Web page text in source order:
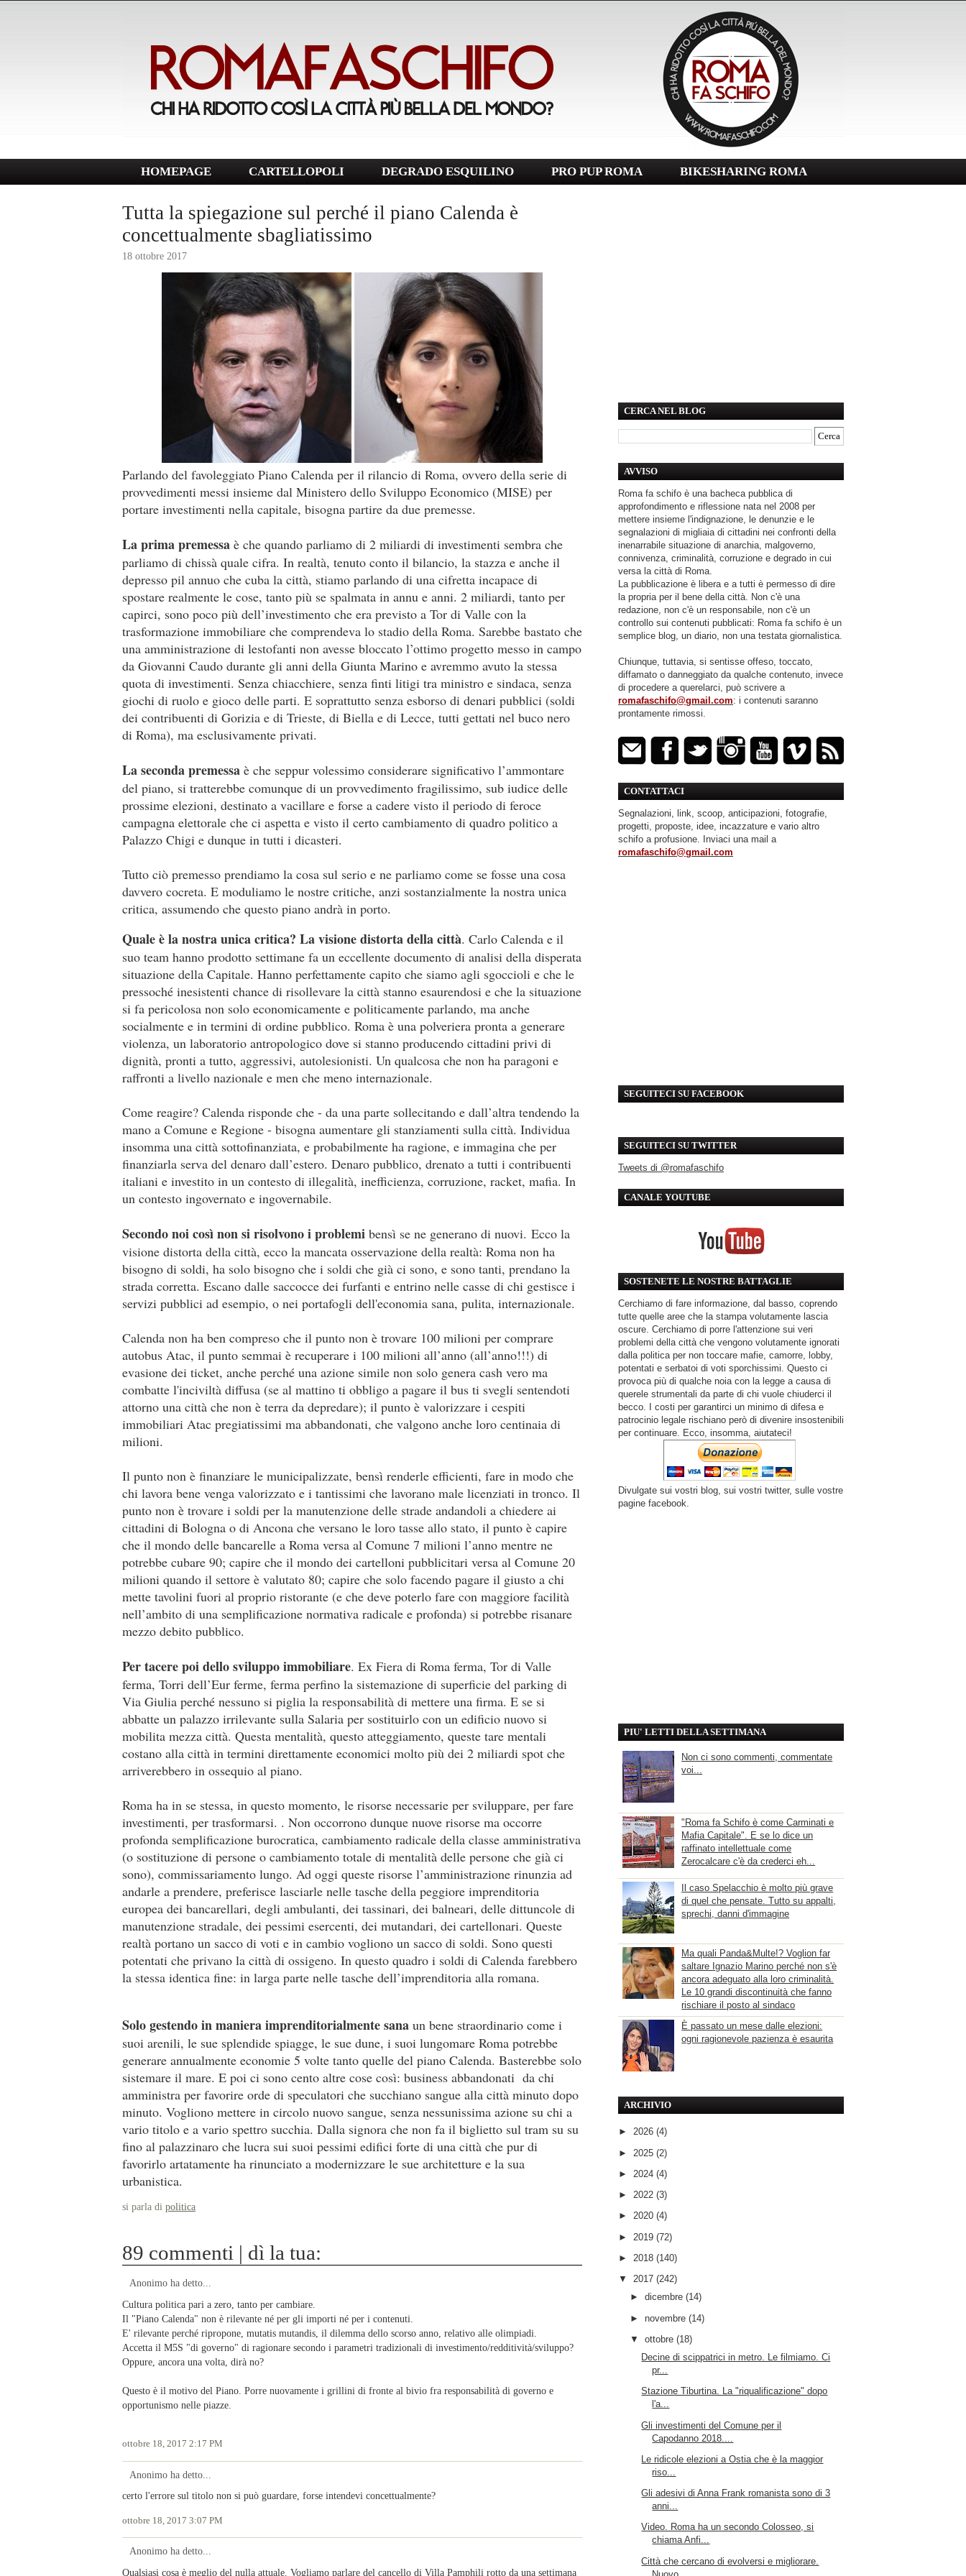
HOMEPAGE CARTELLOPOLI DEGRADO ESQUILINO PRO PUP ROMA BIKESHARING ROMA
Tutta la spiegazione sul perché il piano Calenda è
concettualmente sbagliatissimo
18 ottobre 2017
Parlando del favoleggiato Piano Calenda per il rilancio di Roma, ovvero della serie di
provvedimenti messi insieme dal Ministero dello Sviluppo Economico (MISE) per
portare investimenti nella capitale, bisogna partire da due premesse.
La prima premessa è che quando parliamo di 2 miliardi di investimenti sembra che
parliamo di chissà quale cifra. In realtà, tenuto conto il bilancio, la stazza e anche il
depresso pil annuo che cuba la città, stiamo parlando di una cifretta incapace di
spostare realmente le cose, tanto più se spalmata in annu e anni. 2 miliardi, tanto per
capirci, sono poco più dell’investimento che era previsto a Tor di Valle con la
trasformazione immobiliare che comprendeva lo stadio della Roma. Sarebbe bastato che
una amministrazione di lestofanti non avesse bloccato l’ottimo progetto messo in campo
da Giovanni Caudo durante gli anni della Giunta Marino e avremmo avuto la stessa
quota di investimenti. Senza chiacchiere, senza finti litigi tra ministro e sindaca, senza
giochi di ruolo e gioco delle parti. E soprattutto senza esborso di denari pubblici (soldi
dei contribuenti di Gorizia e di Trieste, di Biella e di Lecce, tutti gettati nel buco nero
di Roma), ma esclusivamente privati.
La seconda premessa è che seppur volessimo considerare significativo l’ammontare
del piano, si tratterebbe comunque di un provvedimento fragilissimo, sub iudice delle
prossime elezioni, destinato a vacillare e forse a cadere visto il periodo di feroce
campagna elettorale che ci aspetta e visto il certo cambiamento di quadro politico a
Palazzo Chigi e dunque in tutti i dicasteri.
Tutto ciò premesso prendiamo la cosa sul serio e ne parliamo come se fosse una cosa
davvero cocreta. E moduliamo le nostre critiche, anzi sostanzialmente la nostra unica
critica, assumendo che questo piano andrà in porto.
Quale è la nostra unica critica? La visione distorta della città. Carlo Calenda e il
suo team hanno prodotto settimane fa un eccellente documento di analisi della disperata
situazione della Capitale. Hanno perfettamente capito che siamo agli sgoccioli e che le
pressoché inesistenti chance di risollevare la città stanno esaurendosi e che la situazione
si fa pericolosa non solo economicamente e politicamente parlando, ma anche
socialmente e in termini di ordine pubblico. Roma è una polveriera pronta a generare
violenza, un laboratorio antropologico dove si stanno producendo cittadini privi di
dignità, pronti a tutto, aggressivi, autolesionisti. Un qualcosa che non ha paragoni e
raffronti a livello nazionale e men che meno internazionale.
Come reagire? Calenda risponde che - da una parte sollecitando e dall’altra tendendo la
mano a Comune e Regione - bisogna aumentare gli stanziamenti sulla città. Individua
insomma una città sottofinanziata, e probabilmente ha ragione, e immagina che per
finanziarla serva del denaro dall’estero. Denaro pubblico, drenato a tutti i contribuenti
italiani e investito in un contesto di illegalità, inefficienza, corruzione, racket, mafia. In
un contesto ingovernato e ingovernabile.
Secondo noi così non si risolvono i problemi bensì se ne generano di nuovi. Ecco la
visione distorta della città, ecco la mancata osservazione della realtà: Roma non ha
bisogno di soldi, ha solo bisogno che i soldi che già ci sono, e sono tanti, prendano la
strada corretta. Escano dalle saccocce dei furfanti e entrino nelle casse di chi gestisce i
servizi pubblici ad esempio, o nei portafogli dell'economia sana, pulita, internazionale.
Calenda non ha ben compreso che il punto non è trovare 100 milioni per comprare
autobus Atac, il punto semmai è recuperare i 100 milioni all’anno (all’anno!!!) di
evasione dei ticket, anche perché una azione simile non solo genera cash vero ma
combatte l'inciviltà diffusa (se al mattino ti obbligo a pagare il bus ti svegli sentendoti
attorno una città che non è terra da depredare); il punto è valorizzare i cespiti
immobiliari Atac pregiatissimi ma abbandonati, che valgono anche loro centinaia di
milioni.
Il punto non è finanziare le municipalizzate, bensì renderle efficienti, fare in modo che
chi lavora bene venga valorizzato e i tantissimi che lavorano male licenziati in tronco. Il
punto non è trovare i soldi per la manutenzione delle strade andandoli a chiedere ai
cittadini di Bologna o di Ancona che versano le loro tasse allo stato, il punto è capire
che il mondo delle bancarelle a Roma versa al Comune 7 milioni l’anno mentre ne
potrebbe cubare 90; capire che il mondo dei cartelloni pubblicitari versa al Comune 20
milioni quando il settore è valutato 80; capire che solo facendo pagare il giusto a chi
mette tavolini fuori al proprio ristorante (e che deve poterlo fare con maggiore facilità
nell’ambito di una semplificazione normativa radicale e profonda) si potrebbe risanare
mezzo debito pubblico.
Per tacere poi dello sviluppo immobiliare. Ex Fiera di Roma ferma, Tor di Valle
ferma, Torri dell’Eur ferme, ferma perfino la sistemazione di superficie del parking di
Via Giulia perché nessuno si piglia la responsabilità di mettere una firma. E se si
abbatte un palazzo irrilevante sulla Salaria per sostituirlo con un edificio nuovo si
mobilita mezza città. Questa mentalità, questo atteggiamento, queste tare mentali
costano alla città in termini direttamente economici molto più dei 2 miliardi spot che
arriverebbero in ossequio al piano.
Roma ha in se stessa, in questo momento, le risorse necessarie per sviluppare, per fare
investimenti, per trasformarsi. . Non occorrono dunque nuove risorse ma occorre
profonda semplificazione burocratica, cambiamento radicale della classe amministrativa
(o sostituzione di persone o cambiamento totale di mentalità delle persone che già ci
sono), commissariamento lungo. Ad oggi queste risorse l’amministrazione rinunzia ad
andarle a prendere, preferisce lasciarle nelle tasche della peggiore imprenditoria
europea dei bancarellari, degli ambulanti, dei tassinari, dei balneari, delle dittuncole di
manutenzione stradale, dei pessimi esercenti, dei mutandari, dei cartellonari. Queste
realtà portano un sacco di voti e in cambio vogliono un sacco di soldi. Sono questi
potentati che privano la città di ossigeno. In questo quadro i soldi di Calenda farebbero
la stessa identica fine: in larga parte nelle tasche dell’imprenditoria alla romana.
Solo gestendo in maniera imprenditorialmente sana un bene straordinario come i
suoi arenili, le sue splendide spiagge, le sue dune, i suoi lungomare Roma potrebbe
generare annualmente economie 5 volte tanto quelle del piano Calenda. Basterebbe solo
sistemare il mare. E poi ci sono cento altre cose così: business abbandonati da chi
amministra per favorire orde di speculatori che succhiano sangue alla città minuto dopo
minuto. Vogliono mettere in circolo nuovo sangue, senza nessunissima azione su chi a
vario titolo e a vario spettro succhia. Dalla signora che non fa il biglietto sul tram su su
fino al palazzinaro che lucra sui suoi pessimi edifici forte di una città che pur di
favorirlo artatamente ha rinunciato a modernizzare le sue architetture e la sua
urbanistica.
si parla di politica
89 commenti | dì la tua:
Anonimo ha detto...
Cultura politica pari a zero, tanto per cambiare.
Il "Piano Calenda" non è rilevante né per gli importi né per i contenuti.
E' rilevante perché ripropone, mutatis mutandis, il dilemma dello scorso anno, relativo alle olimpiadi.
Accetta il M5S "di governo" di ragionare secondo i parametri tradizionali di investimento/redditività/sviluppo?
Oppure, ancora una volta, dirà no?
Questo è il motivo del Piano. Porre nuovamente i grillini di fronte al bivio fra responsabilità di governo e
opportunismo nelle piazze.
ottobre 18, 2017 2:17 PM
Anonimo ha detto...
certo l'errore sul titolo non si può guardare, forse intendevi concettualmente?
ottobre 18, 2017 3:07 PM
Anonimo ha detto...
Qualsiasi cosa è meglio del nulla attuale. Vogliamo parlare del cancello di Villa Pamphili rotto da una settimana
CERCA NEL BLOG
AVVISO
Roma fa schifo è una bacheca pubblica di
approfondimento e riflessione nata nel 2008 per
mettere insieme l'indignazione, le denunzie e le
segnalazioni di migliaia di cittadini nei confronti della
inenarrabile situazione di anarchia, malgoverno,
connivenza, criminalità, corruzione e degrado in cui
versa la città di Roma.
La pubblicazione è libera e a tutti è permesso di dire
la propria per il bene della città. Non c'è una
redazione, non c'è un responsabile, non c'è un
controllo sui contenuti pubblicati: Roma fa schifo è un
semplice blog, un diario, non una testata giornalistica.
Chiunque, tuttavia, si sentisse offeso, toccato,
diffamato o danneggiato da qualche contenuto, invece
di procedere a querelarci, può scrivere a
romafaschifo@gmail.com: i contenuti saranno
prontamente rimossi.
CONTATTACI
Segnalazioni, link, scoop, anticipazioni, fotografie,
progetti, proposte, idee, incazzature e vario altro
schifo a profusione. Inviaci una mail a
romafaschifo@gmail.com
SEGUITECI SU FACEBOOK
SEGUITECI SU TWITTER
Tweets di @romafaschifo
CANALE YOUTUBE
SOSTENETE LE NOSTRE BATTAGLIE
Cerchiamo di fare informazione, dal basso, coprendo
tutte quelle aree che la stampa volutamente lascia
oscure. Cerchiamo di porre l'attenzione sui veri
problemi della città che vengono volutamente ignorati
dalla politica per non toccare mafie, camorre, lobby,
potentati e serbatoi di voti sporchissimi. Questo ci
provoca più di qualche noia con la legge a causa di
querele strumentali da parte di chi vuole chiuderci il
becco. I costi per garantirci un minimo di difesa e
patrocinio legale rischiano però di divenire insostenibili
per continuare. Ecco, insomma, aiutateci!
Divulgate sui vostri blog, sui vostri twitter, sulle vostre
pagine facebook.
PIU' LETTI DELLA SETTIMANA
Non ci sono commenti, commentate
voi...
"Roma fa Schifo è come Carminati e
Mafia Capitale". E se lo dice un
raffinato intellettuale come
Zerocalcare c'è da crederci eh...
Il caso Spelacchio è molto più grave
di quel che pensate. Tutto su appalti,
sprechi, danni d'immagine
Ma quali Panda&Multe!? Voglion far
saltare Ignazio Marino perché non s'è
ancora adeguato alla loro criminalità.
Le 10 grandi discontinuità che fanno
rischiare il posto al sindaco
È passato un mese dalle elezioni:
ogni ragionevole pazienza è esaurita
ARCHIVIO
► 2026 (4)
► 2025 (2)
► 2024 (4)
► 2022 (3)
► 2020 (4)
► 2019 (72)
► 2018 (140)
▼ 2017 (242)
► dicembre (14)
► novembre (14)
▼ ottobre (18)
Decine di scippatrici in metro. Le filmiamo. Ci
pr...
Stazione Tiburtina. La "riqualificazione" dopo
l'a...
Gli investimenti del Comune per il
Capodanno 2018....
Le ridicole elezioni a Ostia che è la maggior
riso...
Gli adesivi di Anna Frank romanista sono di 3
anni...
Video. Roma ha un secondo Colosseo, si
chiama Anfi...
Città che cercano di evolversi e migliorare.